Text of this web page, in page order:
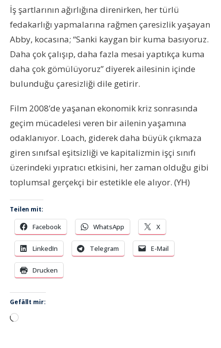
İş şartlarının ağırlığına direnirken, her türlü
fedakarlığı yapmalarına rağmen çaresizlik yaşayan
Abby, kocasına; “Sanki kaygan bir kuma basıyoruz.
Daha çok çalışıp, daha fazla mesai yaptıkça kuma
daha çok gömülüyoruz” diyerek ailesinin içinde
bulunduğu çaresizliği dile getirir.
Film 2008’de yaşanan ekonomik kriz sonrasında
geçim mücadelesi veren bir ailenin yaşamına
odaklanıyor. Loach, giderek daha büyük çıkmaza
giren sınıfsal eşitsizliği ve kapitalizmin işçi sınıfı
üzerindeki yıpratıcı etkisini, her zaman olduğu gibi
toplumsal gerçekçi bir estetikle ele alıyor. (YH)
Teilen mit:
Facebook WhatsApp X
LinkedIn Telegram E-Mail
Drucken
Gefällt mir:
Wird